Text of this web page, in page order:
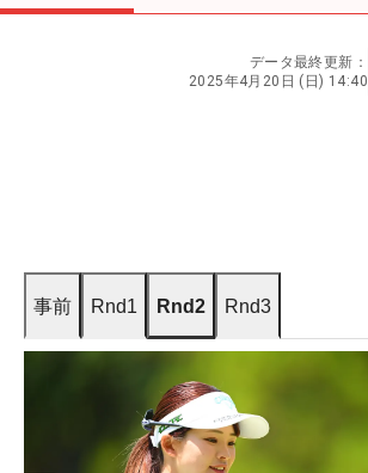
データ最終更新：
2025年4月20日 (日) 14:40
事前 Rnd1 Rnd2 Rnd3